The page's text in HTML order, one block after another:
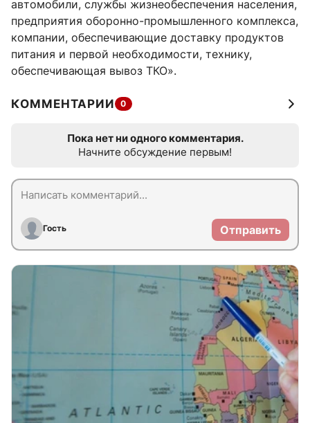
автомобили, службы жизнеобеспечения населения,
предприятия оборонно-промышленного комплекса,
компании, обеспечивающие доставку продуктов
питания и первой необходимости, технику,
обеспечивающая вывоз ТКО».
КОММЕНТАРИИ 0
Пока нет ни одного комментария.
Начните обсуждение первым!
Гость Отправить